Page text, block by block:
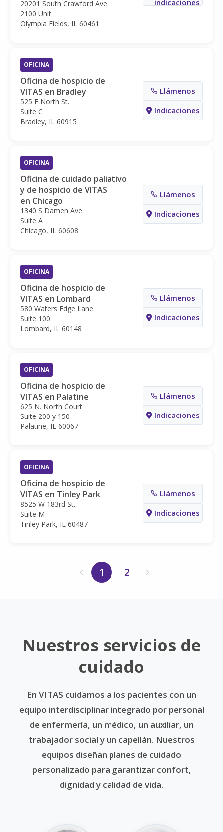
20201 South Crawford Ave.
2100 Unit
Olympia Fields, IL 60461
indicaciones
OFICINA
Oficina de hospicio de
VITAS en Bradley
525 E North St.
Suite C
Bradley, IL 60915
Llámenos
Indicaciones
OFICINA
Oficina de cuidado paliativo
y de hospicio de VITAS
en Chicago
1340 S Damen Ave.
Suite A
Chicago, IL 60608
Llámenos
Indicaciones
OFICINA
Oficina de hospicio de
VITAS en Lombard
580 Waters Edge Lane
Suite 100
Lombard, IL 60148
Llámenos
Indicaciones
OFICINA
Oficina de hospicio de
VITAS en Palatine
625 N. North Court
Suite 200 y 150
Palatine, IL 60067
Llámenos
Indicaciones
OFICINA
Oficina de hospicio de
VITAS en Tinley Park
8525 W 183rd St.
Suite M
Tinley Park, IL 60487
Llámenos
Indicaciones
1 2
Nuestros servicios de
cuidado
En VITAS cuidamos a los pacientes con un
equipo interdisciplinar integrado por personal
de enfermería, un médico, un auxiliar, un
trabajador social y un capellán. Nuestros
equipos diseñan planes de cuidado
personalizado para garantizar confort,
dignidad y calidad de vida.